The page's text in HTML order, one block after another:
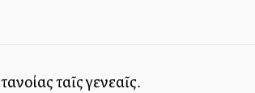
ταῖς γενεαῖς.